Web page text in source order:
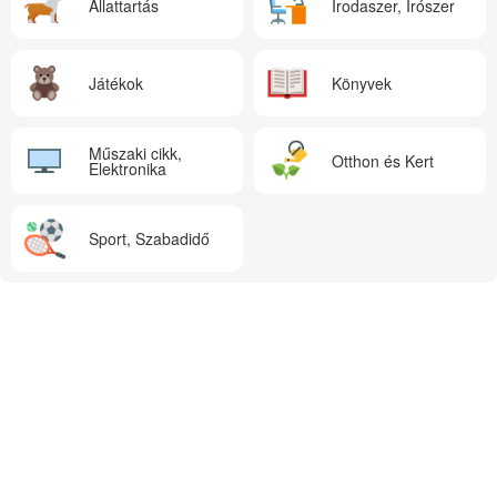
Állattartás Irodaszer, Írószer
Játékok Könyvek
Műszaki cikk,
Elektronika Otthon és Kert
Sport, Szabadidő